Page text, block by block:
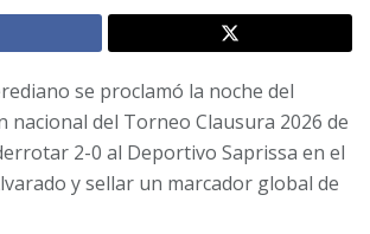
se proclamó la noche del
nacional del Torneo Clausura 2026 de
2-0 al Deportivo Saprissa en el
y sellar un marcador global de